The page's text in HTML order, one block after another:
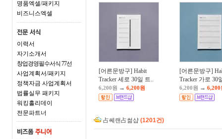
명품엑셀/패키지
비즈니스엑셀
이력서
자기소개서
창업경영필수서식 77선
사업계획서/패키지
정책자금 사업계획서
법률실무 패키지
워킹홀리데이
전문파트너
[어른문방구] Habit
Tracker 세로 30일 트..
6,200원 → 6,200원
[어른문방구]
Tracker 가로 30
6,200원 → 6,200
占쎄랜占썲샵 (1201건)